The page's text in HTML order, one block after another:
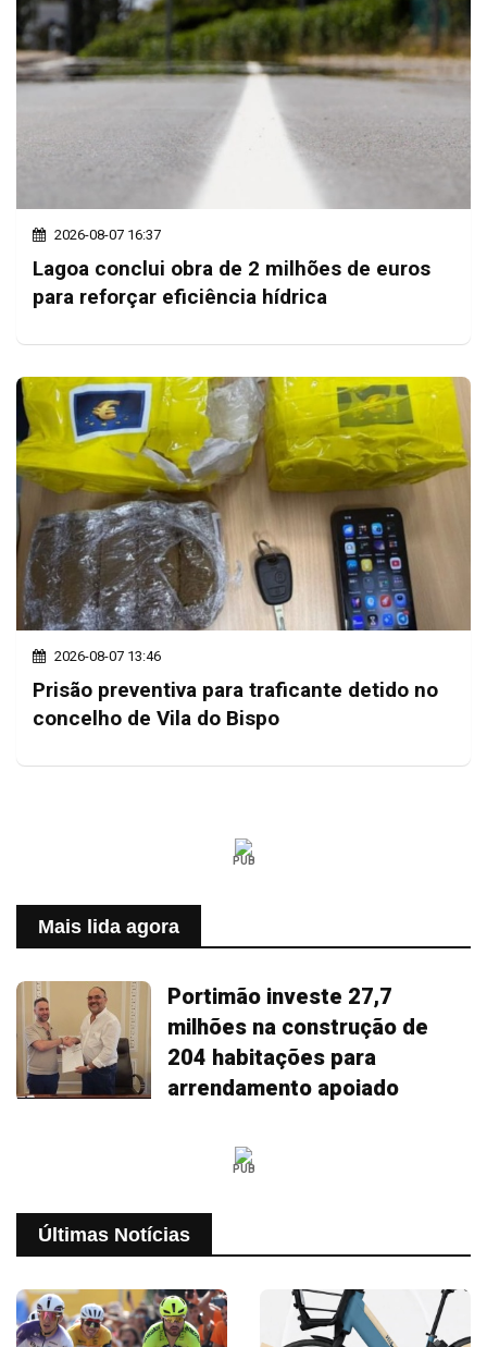
2026-08-07 16:37
Lagoa conclui obra de 2 milhões de euros
para reforçar eficiência hídrica
2026-08-07 13:46
Prisão preventiva para traficante detido no
concelho de Vila do Bispo
PUB
Mais lida agora
Portimão investe 27,7
milhões na construção de
204 habitações para
arrendamento apoiado
PUB
Últimas Notícias